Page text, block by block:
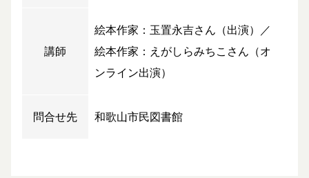
講師
絵本作家：玉置永吉さん（出演）／
絵本作家：えがしらみちこさん（オ
ンライン出演）
問合せ先 和歌山市民図書館